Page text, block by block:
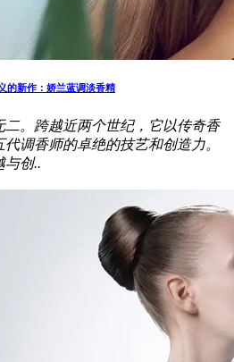
的新作：娇兰蓝调淡香精
二。跨越近两个世纪，它以传奇香
调香师的卓绝的技艺和创造力。
与创..